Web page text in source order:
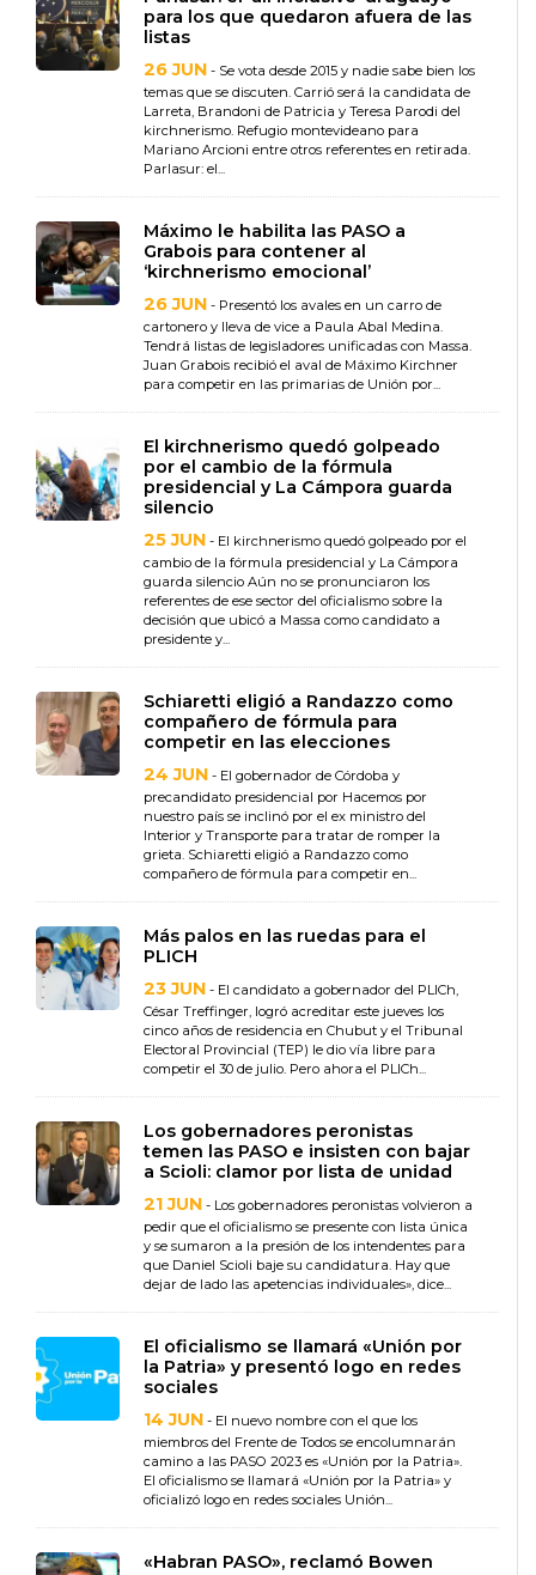
para los que quedaron afuera de las
listas
26 JUN - Se vota desde 2015 y nadie sabe bien los
temas que se discuten. Carrió será la candidata de
Larreta, Brandoni de Patricia y Teresa Parodi del
kirchnerismo. Refugio montevideano para
Mariano Arcioni entre otros referentes en retirada.
Parlasur: el...
Máximo le habilita las PASO a
Grabois para contener al
‘kirchnerismo emocional’
26 JUN - Presentó los avales en un carro de
cartonero y lleva de vice a Paula Abal Medina.
Tendrá listas de legisladores unificadas con Massa.
Juan Grabois recibió el aval de Máximo Kirchner
para competir en las primarias de Unión por...
El kirchnerismo quedó golpeado
por el cambio de la fórmula
presidencial y La Cámpora guarda
silencio
25 JUN - El kirchnerismo quedó golpeado por el
cambio de la fórmula presidencial y La Cámpora
guarda silencio Aún no se pronunciaron los
referentes de ese sector del oficialismo sobre la
decisión que ubicó a Massa como candidato a
presidente y...
Schiaretti eligió a Randazzo como
compañero de fórmula para
competir en las elecciones
24 JUN - El gobernador de Córdoba y
precandidato presidencial por Hacemos por
nuestro país se inclinó por el ex ministro del
Interior y Transporte para tratar de romper la
grieta. Schiaretti eligió a Randazzo como
compañero de fórmula para competir en...
Más palos en las ruedas para el
PLICH
23 JUN - El candidato a gobernador del PLICh,
César Treffinger, logró acreditar este jueves los
cinco años de residencia en Chubut y el Tribunal
Electoral Provincial (TEP) le dio vía libre para
competir el 30 de julio. Pero ahora el PLICh...
Los gobernadores peronistas
temen las PASO e insisten con bajar
a Scioli: clamor por lista de unidad
21 JUN - Los gobernadores peronistas volvieron a
pedir que el oficialismo se presente con lista única
y se sumaron a la presión de los intendentes para
que Daniel Scioli baje su candidatura. Hay que
dejar de lado las apetencias individuales», dice...
El oficialismo se llamará «Unión por
la Patria» y presentó logo en redes
sociales
14 JUN - El nuevo nombre con el que los
miembros del Frente de Todos se encolumnarán
camino a las PASO 2023 es «Unión por la Patria».
El oficialismo se llamará «Unión por la Patria» y
oficializó logo en redes sociales Unión...
«Habran PASO», reclamó Bowen